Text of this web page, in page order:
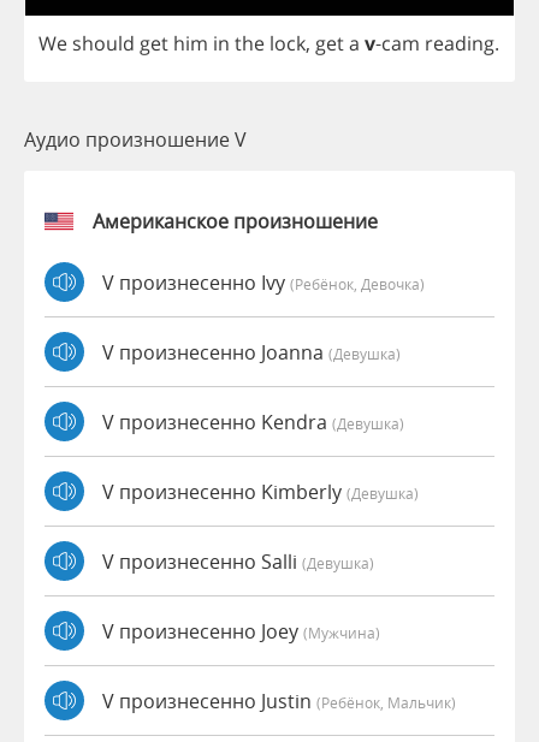
We should get him in the lock, geta v-cam reading.
Аудио произношение V
Американское произношение
V произнесенно Ivy (Ребёнок, Девочка)
V произнесенно Joanna (девушка)
V произнесенно Kendra (девушка)
V произнесенно Kimberly (девушка)
V произнесенно Salli (девушка)
V произнесенно Joey (мужчина)
V произнесенно Justin (Ребёнок, Мальчик)